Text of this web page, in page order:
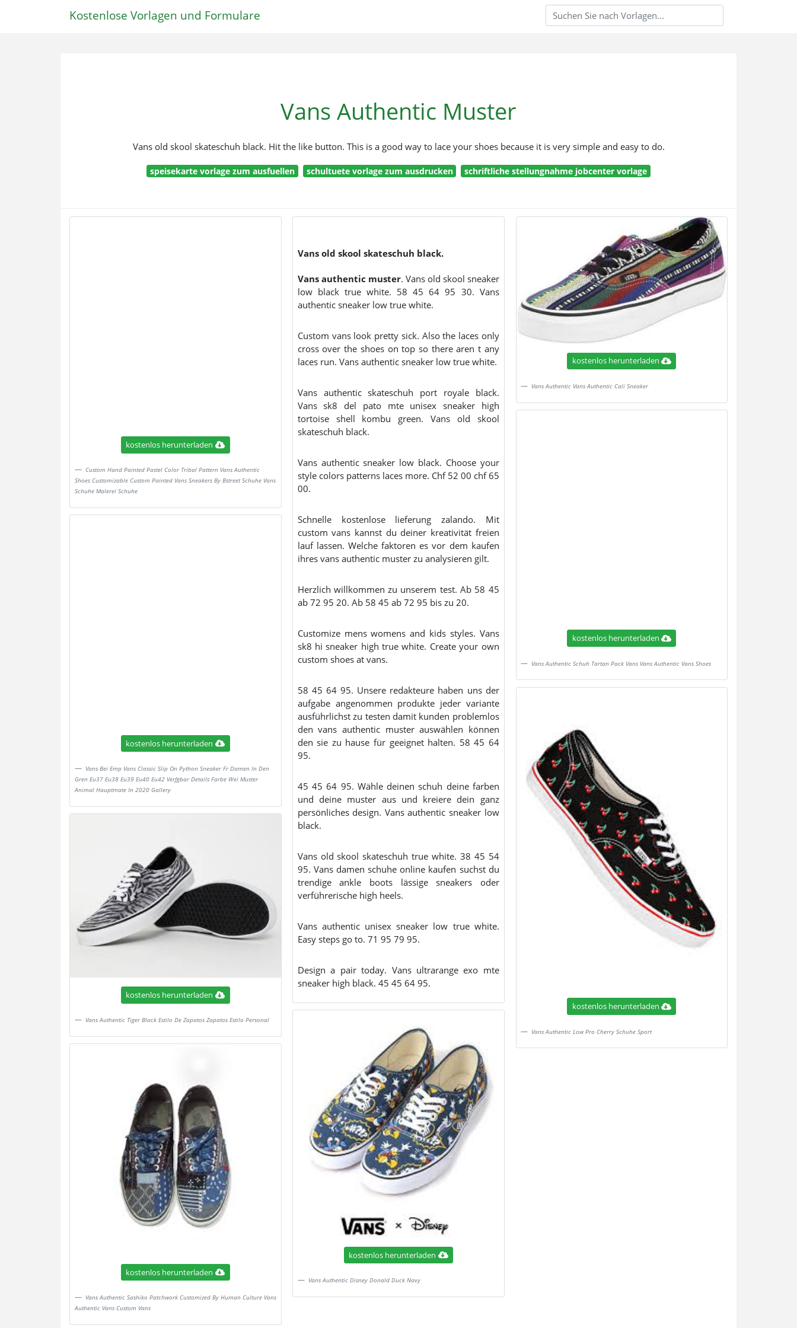
Kostenlose Vorlagen und Formulare
Vans Authentic Muster
Vans old skool skateschuh black. Hit the like button. This is a good way to lace your shoes because it is very simple and easy to do.
speisekarte vorlage zum ausfuellen schultuete vorlage zum ausdrucken schriftliche stellungnahme jobcenter vorlage
kostenlos herunterladen
Custom Hand Painted Pastel Color Tribal Pattern Vans Authentic
Shoes Customizable Custom Painted Vans Sneakers By Bstreet Schuhe Vans
Schuhe Malerei Schuhe
kostenlos herunterladen
Vans Bei Emp Vans Classic Slip On Python Sneaker Fr Damen In Den
Gren Eu37 Eu38 Eu39 Eu40 Eu42 Verfgbar Details Farbe Wei Muster
Animal Hauptmate In 2020 Gallery
kostenlos herunterladen
Vans Authentic Tiger Black Estilo De Zapatos Zapatos Estilo Personal
kostenlos herunterladen
Vans Authentic Sashiko Patchwork Customized By Human Culture Vans
Authentic Vans Custom Vans
Vans old skool skateschuh black.
Vans authentic muster. Vans old skool sneaker
low black true white. 58 45 64 95 30. Vans
authentic sneaker low true white.
Custom vans look pretty sick. Also the laces only
cross over the shoes on top so there aren t any
laces run. Vans authentic sneaker low true white.
Vans authentic skateschuh port royale black.
Vans sk8 del pato mte unisex sneaker high
tortoise shell kombu green. Vans old skool
skateschuh black.
Vans authentic sneaker low black. Choose your
style colors patterns laces more. Chf 52 00 chf 65
00.
Schnelle kostenlose lieferung zalando. Mit
custom vans kannst du deiner kreativität freien
lauf lassen. Welche faktoren es vor dem kaufen
ihres vans authentic muster zu analysieren gilt.
Herzlich willkommen zu unserem test. Ab 58 45
ab 72 95 20. Ab 58 45 ab 72 95 bis zu 20.
Customize mens womens and kids styles. Vans
sk8 hi sneaker high true white. Create your own
custom shoes at vans.
58 45 64 95. Unsere redakteure haben uns der
aufgabe angenommen produkte jeder variante
ausführlichst zu testen damit kunden problemlos
den vans authentic muster auswählen können
den sie zu hause für geeignet halten. 58 45 64
95.
45 45 64 95. Wähle deinen schuh deine farben
und deine muster aus und kreiere dein ganz
persönliches design. Vans authentic sneaker low
black.
Vans old skool skateschuh true white. 38 45 54
95. Vans damen schuhe online kaufen suchst du
trendige ankle boots lässige sneakers oder
verführerische high heels.
Vans authentic unisex sneaker low true white.
Easy steps go to. 71 95 79 95.
Design a pair today. Vans ultrarange exo mte
sneaker high black. 45 45 64 95.
kostenlos herunterladen
Vans Authentic Disney Donald Duck Navy
kostenlos herunterladen
Vans Authentic Vans Authentic Cali Sneaker
kostenlos herunterladen
Vans Authentic Schuh Tartan Pack Vans Vans Authentic Vans Shoes
kostenlos herunterladen
Vans Authentic Low Pro Cherry Schuhe Sport